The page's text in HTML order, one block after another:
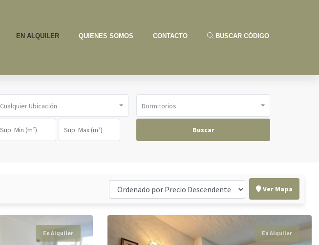
EN ALQUILER QUIENES SOMOS CONTACTO BUSCAR CÓDIGO
Cualquier Ubicación Dormitorios
Buscar
Ver Mapa
En Alquiler En Alquiler
En Alquiler En Alquiler
En Alquiler En Alquiler